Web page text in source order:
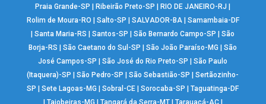
Praia Grande-SP
Ribeirão Preto-SP RIO DE JANEIRO-RJ
Rolim de Moura-RO
Salto-SP SALVADOR-BA| Samambaia-DF
|Santa Maria-RS |Santos-SP |São Bernardo Campo-SP |São
Borja-RS
|São Caetano do Sul-SP |São João Paraíso-MG |São
José Campos-SP
|São José do Rio Preto-SP |São Paulo
(Itaquera)-SP
|São Pedro-SP |São Sebastião-SP |Sertãozinho-
SP
|Sete Lagoas-MG |Sobral-CE |Sorocaba-SP |Taguatinga-DF